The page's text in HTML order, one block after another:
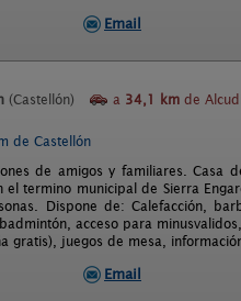
Email
(Castellón) a 34,1 km de
de Castellón
de amigos y familiares. Casa
termino municipal de Sierra
Dispone de: Calefacción,
acceso para
gratis), juegos de mesa,
Email